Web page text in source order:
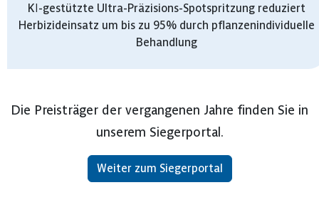
KI-gestützte Ultra-Präzisions-Spotspritzung reduziert
Herbizideinsatz um bis zu 95% durch pflanzenindividuelle
Behandlung
Die Preisträger der vergangenen Jahre finden Sie in
unserem Siegerportal.
Weiter zum Siegerportal